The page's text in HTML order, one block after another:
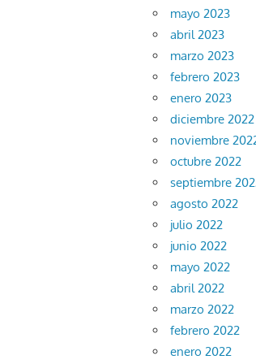
mayo 2023
abril 2023
marzo 2023
febrero 2023
enero 2023
diciembre 2022
noviembre
octubre 2022
septiembre
agosto 2022
julio 2022
junio 2022
mayo 2022
abril 2022
marzo 2022
febrero 2022
enero 2022